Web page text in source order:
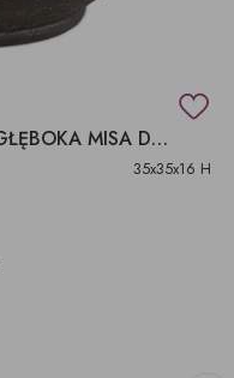
KAMIONKOWA CZARNA MISA, GŁĘBOKA MISA DEKORACYJNA.
35x35x16 H